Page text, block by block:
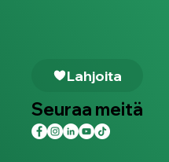
Lahjoita
Seuraa meitä